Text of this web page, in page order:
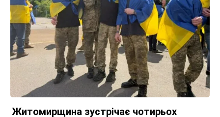
Житомирщина зустрічає чотирьох